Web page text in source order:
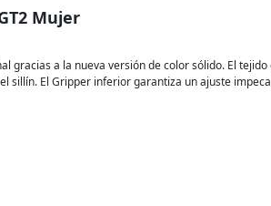
Mujer
gracias a la nueva versión de color sólido. El
sillín. El Gripper inferior garantiza un ajuste